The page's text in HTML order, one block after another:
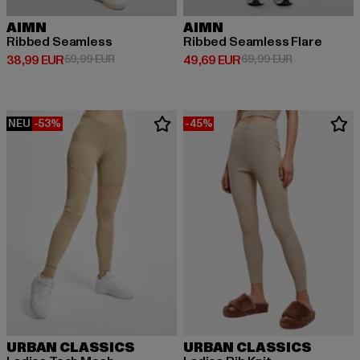
AIMN
Ribbed Seamless
38,99 EUR
Derzeitiger Preis: 38,99 EUR
59,99 EURAktionspreis: 59,99 EUR
AIMN
Ribbed Seamless Flare
49,69 EUR
Derzeitiger Preis: 49,69 EUR
69,99 EURAktionspreis:
NEU -53%
URBAN CLASSICS
-45%
URBAN CLASSICS